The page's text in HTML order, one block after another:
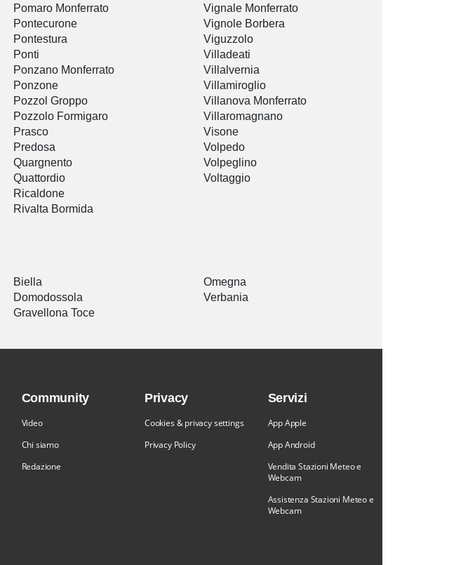
Pomaro Monferrato
Pontecurone
Pontestura
Ponti
Ponzano Monferrato
Ponzone
Pozzol Groppo
Pozzolo Formigaro
Prasco
Predosa
Quargnento
Quattordio
Ricaldone
Rivalta Bormida
Vignale Monferrato
Vignole Borbera
Viguzzolo
Villadeati
Villalvernia
Villamiroglio
Villanova Monferrato
Villaromagnano
Visone
Volpedo
Volpeglino
Voltaggio
Biella
Domodossola
Gravellona Toce
Omegna
Verbania
Community
Video
Chi siamo
Redazione
Privacy
Cookies & privacy settings
Privacy Policy
Servizi
App Apple
App Android
Vendita Stazioni Meteo e
Webcam
Assistenza Stazioni Meteo e
Webcam